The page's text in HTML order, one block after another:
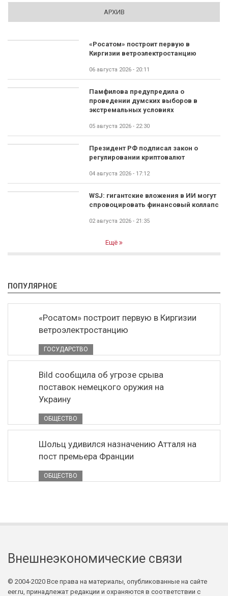
АРХИВ
«Росатом» построит первую в
Киргизии ветроэлектростанцию
06 августа 2026 - 20:11
Памфилова предупредила о
проведении думских выборов в
экстремальных условиях
05 августа 2026 - 22:30
Президент РФ подписал закон о
регулировании криптовалют
04 августа 2026 - 17:12
WSJ: гигантские вложения в ИИ могут
спровоцировать финансовый коллапс
02 августа 2026 - 21:35
Ещё
ПОПУЛЯРНОЕ
«Росатом» построит первую в Киргизии
ветроэлектростанцию
ГОСУДАРСТВО
Bild сообщила об угрозе срыва
поставок немецкого оружия на
Украину
ОБЩЕСТВО
Шольц удивился назначению Атталя на
пост премьера Франции
ОБЩЕСТВО
Внешнеэкономические связи
© 2004-2020 Все права на материалы, опубликованные на сайте
eer.ru, принадлежат редакции и охраняются в соответствии с